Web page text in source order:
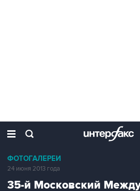
ФОТОГАЛЕРЕИ
24 июня 2013 года
35-й Московский